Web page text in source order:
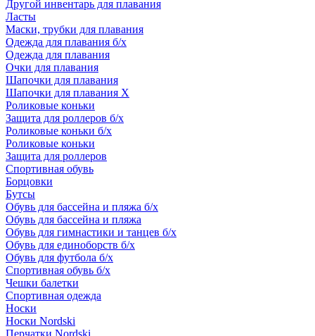
Другой инвентарь для плавания
Ласты
Маски, трубки для плавания
Одежда для плавания б/х
Одежда для плавания
Очки для плавания
Шапочки для плавания
Шапочки для плавания Х
Роликовые коньки
Защита для роллеров б/х
Роликовые коньки б/х
Роликовые коньки
Защита для роллеров
Спортивная обувь
Борцовки
Бутсы
Обувь для бассейна и пляжа б/х
Обувь для бассейна и пляжа
Обувь для гимнастики и танцев б/х
Обувь для единоборств б/х
Обувь для футбола б/х
Спортивная обувь б/х
Чешки балетки
Спортивная одежда
Носки
Носки Nordski
Перчатки Nordski